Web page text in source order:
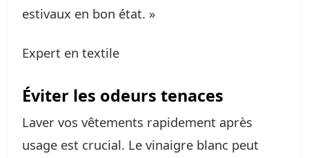
estivaux en bon état. »
Expert en textile
Éviter les odeurs tenaces
Laver vos vêtements rapidement après
usage est crucial. Le vinaigre blanc peut